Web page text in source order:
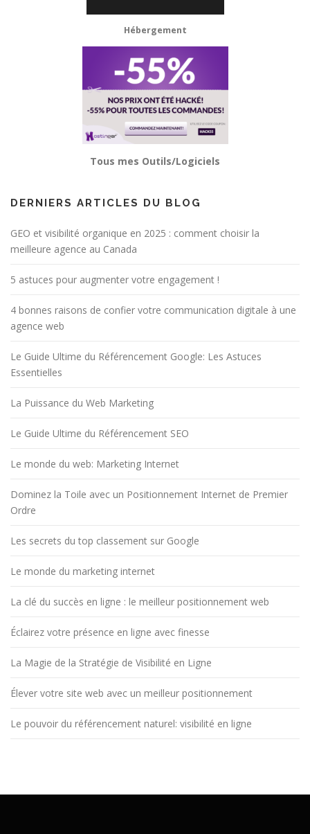
Hébergement
Tous mes Outils/Logiciels
DERNIERS ARTICLES DU BLOG
GEO et visibilité organique en 2025 : comment choisir la
meilleure agence au Canada
5 astuces pour augmenter votre engagement !
4 bonnes raisons de confier votre communication digitale à une
agence web
Le Guide Ultime du Référencement Google: Les Astuces
Essentielles
La Puissance du Web Marketing
Le Guide Ultime du Référencement SEO
Le monde du web: Marketing Internet
Dominez la Toile avec un Positionnement Internet de Premier
Ordre
Les secrets du top classement sur Google
Le monde du marketing internet
La clé du succès en ligne : le meilleur positionnement web
Éclairez votre présence en ligne avec finesse
La Magie de la Stratégie de Visibilité en Ligne
Élever votre site web avec un meilleur positionnement
Le pouvoir du référencement naturel: visibilité en ligne